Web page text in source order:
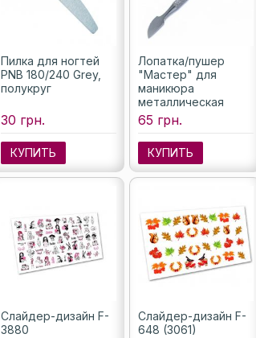
Пилка для ногтей
PNB 180/240 Grey,
полукруг
30 грн.
КУПИТЬ
Лопатка/пушер
"Мастер" для
маникюра
металлическая
65 грн.
КУПИТЬ
Слайдер-дизайн F-
3880
Слайдер-дизайн F-
648 (3061)